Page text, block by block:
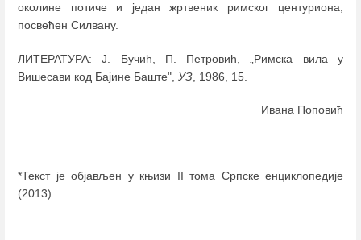
околине потиче и један жртвеник римског центуриона,
посвећен Силвану.
ЛИТЕРАТУРА: Ј. Бучић, П. Петровић, „Римска вила у
Вишесави код Бајине Баште", УЗ , 1986, 15.
Ивана Поповић
*Текст је објављен у књизи II тома Српске енциклопедије
(2013)